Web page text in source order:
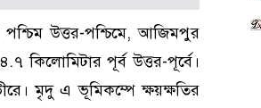
উত্তর-পশ্চিমে, আজিমপুর
কিলোমিটার পূর্ব উত্তর-পূর্বে।
মৃদু এ ভূমিকম্পে ক্ষয়ক্ষতির